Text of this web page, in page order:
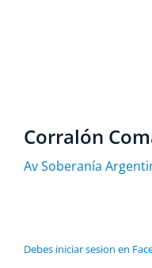
Corralón
Av Soberanía
Debes iniciar sesion en